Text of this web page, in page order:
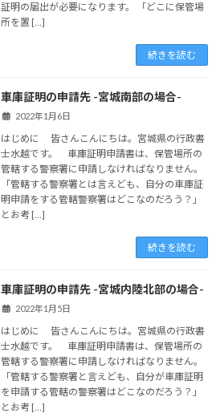
証明の届出が必要になります。 「どこに保管場
所を置 […]
続きを読む
車庫証明の申請先 -宮城南部の場合-
2022年1月6日
はじめに 皆さんこんにちは。宮城県の行政書
士水越です。 車庫証明申請書は、保管場所の
管轄する警察署に申請しなければなりません。
「管轄する警察署とは言えども、自分の車庫証
明申請をする管轄警察署はどこなのだろう？」
とお考 […]
続きを読む
車庫証明の申請先 -宮城内陸北部の場合-
2022年1月5日
はじめに 皆さんこんにちは。宮城県の行政書
士水越です。 車庫証明申請書は、保管場所の
管轄する警察署に申請しなければなりません。
「管轄する警察署と言えども、自分が車庫証明
を申請する管轄の警察署はどこなのだろう？」
とお考 […]